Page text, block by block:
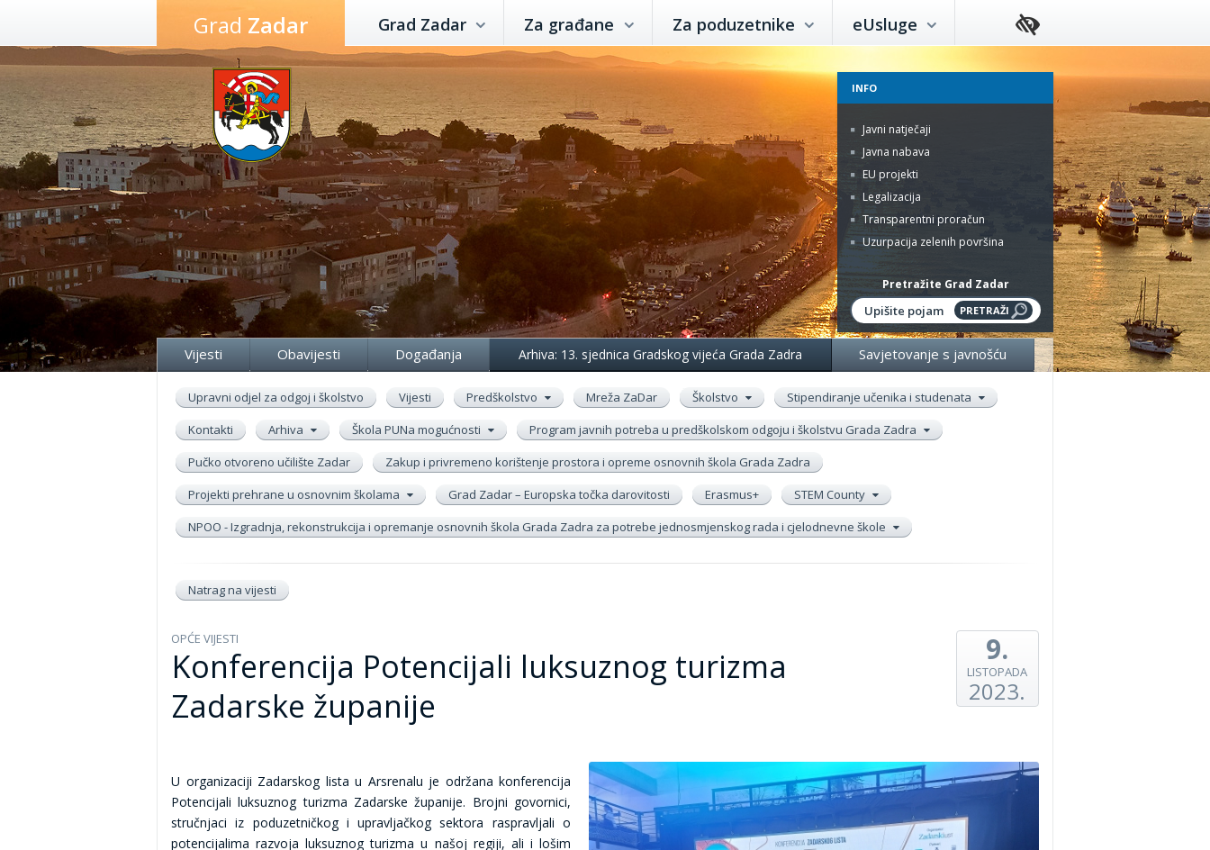
Preskoči
sadržaj
Grad Zadar Grad Zadar Za građane Za poduzetnike eUsluge
INFO
Javni natječaji
Javna nabava
EU projekti
Legalizacija
Transparentni proračun
Uzurpacija zelenih površina
Pretražite Grad Zadar
Vijesti Obavijesti Događanja Arhiva: 13. sjednica Gradskog vijeća Grada Zadra Savjetovanje s javnošću
Upravni odjel za odgoj i školstvo Vijesti Predškolstvo Mreža ZaDar Školstvo
Stipendiranje učenika i studenata
Kontakti
Arhiva Škola PUNa mogućnosti
Program javnih potreba u predškolskom odgoju i školstvu Grada Zadra
Pučko otvoreno učilište Zadar
Zakup i privremeno korištenje prostora i opreme osnovnih škola Grada Zadra
Projekti prehrane u osnovnim školama
Grad Zadar – Europska točka darovitosti Erasmus+
STEM County
NPOO - Izgradnja, rekonstrukcija i opremanje osnovnih škola Grada Zadra za potrebe jednosmjenskog rada i cjelodnevne škole
Natrag na vijesti
OPĆE VIJESTI
Konferencija Potencijali luksuznog turizma
Zadarske županije
9.
LISTOPADA
2023.
U organizaciji Zadarskog lista u Arsrenalu je održana konferencija
Potencijali luksuznog turizma Zadarske županije. Brojni govornici,
stručnjaci iz poduzetničkog i upravljačkog sektora raspravljali o
potencijalima razvoja luksuznog turizma u našoj regiji, ali i lošim